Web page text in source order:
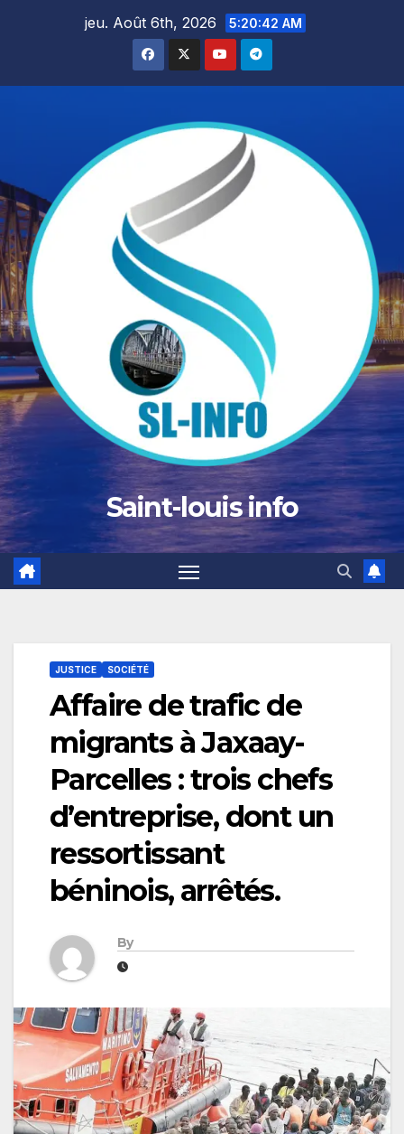
jeu. Août 6th, 2026 5:20:44 AM
Saint-louis info
JUSTICE SOCIÉTÉ
Affaire de trafic de
migrants à Jaxaay-
Parcelles : trois chefs
d’entreprise, dont un
ressortissant
béninois, arrêtés.
By